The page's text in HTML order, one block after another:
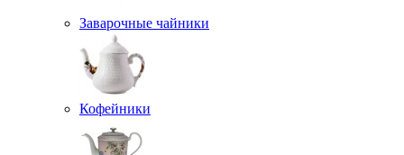
Заварочные чайники
Кофейники